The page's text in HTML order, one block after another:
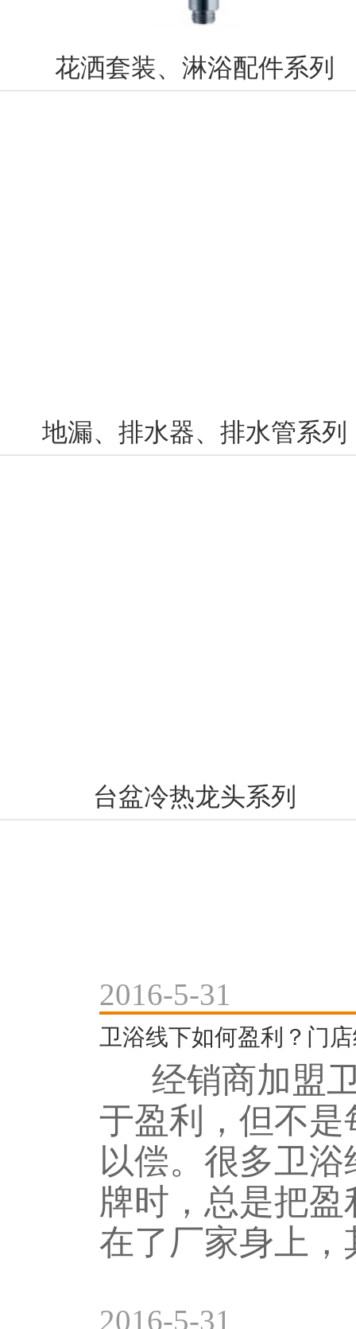
花洒套装、淋浴配件系列
地漏、排水器、排水管系列
台盆冷热龙头系列
2016-5-31
卫浴线下如何盈利？门
经销商加盟卫
于盈利，但不
以偿。很多卫
牌时，总是把
在了厂家身上，
2016-5-31